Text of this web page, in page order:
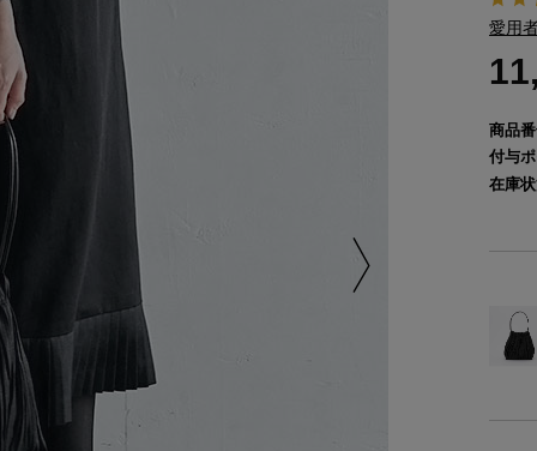
愛用
商品
付与
在庫